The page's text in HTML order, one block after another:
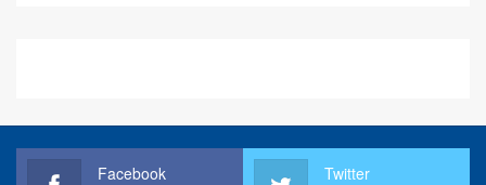
Facebook Twitter